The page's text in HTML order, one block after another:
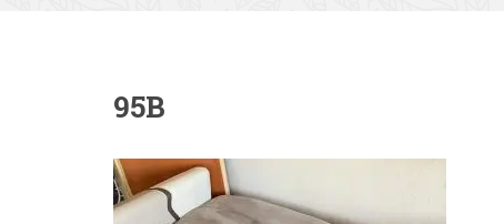
95B